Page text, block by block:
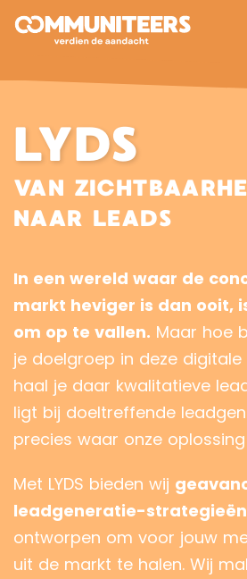
LYDS
VAN
NAAR LEADS
In een wereld waar de
markt heviger is dan ooit,
om op te vallen. Maar hoe
je doelgroep in deze
haal je daar kwalitatieve
ligt bij doeltreffende
precies waar onze oplossing
Met LYDS bieden wij
leadgeneratie-strategieën
ontworpen om voor jouw
uit de markt te halen. Wij